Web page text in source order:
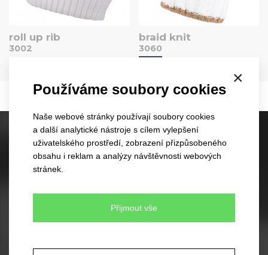
×
Používáme soubory cookies
Naše webové stránky používají soubory cookies
a další analytické nástroje s cílem vylepšení
uživatelského prostředí, zobrazení přizpůsobeného
obsahu i reklam a analýzy návštěvnosti webových
stránek.
Přijmout vše
roll up rib
3002
braid knit
3060
Skladové kšiltovky
60 různých modelů
Rychlé dodání